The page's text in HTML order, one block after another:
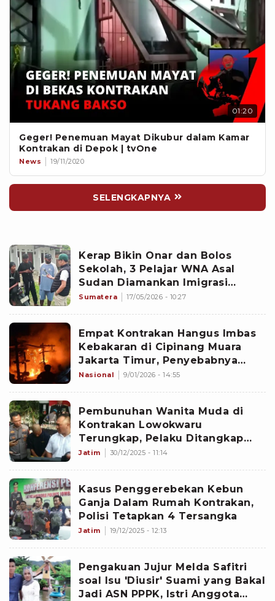
01:20
Geger! Penemuan Mayat Dikubur dalam Kamar
Kontrakan di Depok | tvOne
News 19/11/2020
SELENGKAPNYA
Kerap Bikin Onar dan Bolos
Sekolah, 3 Pelajar WNA Asal
Sudan Diamankan Imigrasi
Bandar Lampung
Sumatera 17/05/2026 - 10:27
Empat Kontrakan Hangus Imbas
Kebakaran di Cipinang Muara
Jakarta Timur, Penyebabnya
Karena Korsleting Listrik
Nasional 9/01/2026 - 14:55
Pembunuhan Wanita Muda di
Kontrakan Lowokwaru
Terungkap, Pelaku Ditangkap
Polisi
Jatim 30/12/2025 - 11:14
Kasus Penggerebekan Kebun
Ganja Dalam Rumah Kontrakan,
Polisi Tetapkan 4 Tersangka
Jatim 19/12/2025 - 12:13
Pengakuan Jujur Melda Safitri
soal Isu 'Diusir' Suami yang Bakal
Jadi ASN PPPK, Istri Anggota